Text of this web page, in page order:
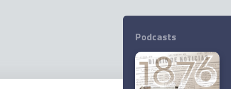
Podcasts